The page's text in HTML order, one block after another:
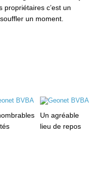
propriétaires c’est un
un moment.
Un agréable
lieu de repos